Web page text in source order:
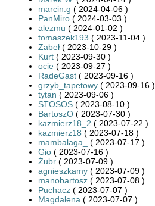
marcin.g ( 2024-04-06 )
PanMiro ( 2024-03-03 )
alezmu ( 2024-01-02 )
tomaszek193 ( 2023-11-04 )
Zabeł ( 2023-10-29 )
Kurt ( 2023-09-30 )
ocie ( 2023-09-27 )
RadeGast ( 2023-09-16 )
grzyb_tapetowy ( 2023-09-16 )
tytan ( 2023-09-06 )
STOSOS ( 2023-08-10 )
BartoszO ( 2023-07-30 )
kazmierz18_2 ( 2023-07-22 )
kazmierz18 ( 2023-07-18 )
mambalaga_
( 2023-07-17 )
Gio ( 2023-07-16 )
Żubr ( 2023-07-09 )
agnieszkamy ( 2023-07-09 )
manobartosz ( 2023-07-08 )
Puchacz ( 2023-07-07 )
Magdalena ( 2023-07-07 )